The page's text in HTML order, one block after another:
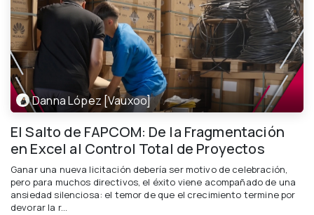
Danna López [Vauxoo]
El Salto de FAPCOM: De la Fragmentación
en Excel al Control Total de Proyectos
Ganar una nueva licitación debería ser motivo de celebración,
pero para muchos directivos, el éxito viene acompañado de una
ansiedad silenciosa: el temor de que el crecimiento termine por
devorar la r...